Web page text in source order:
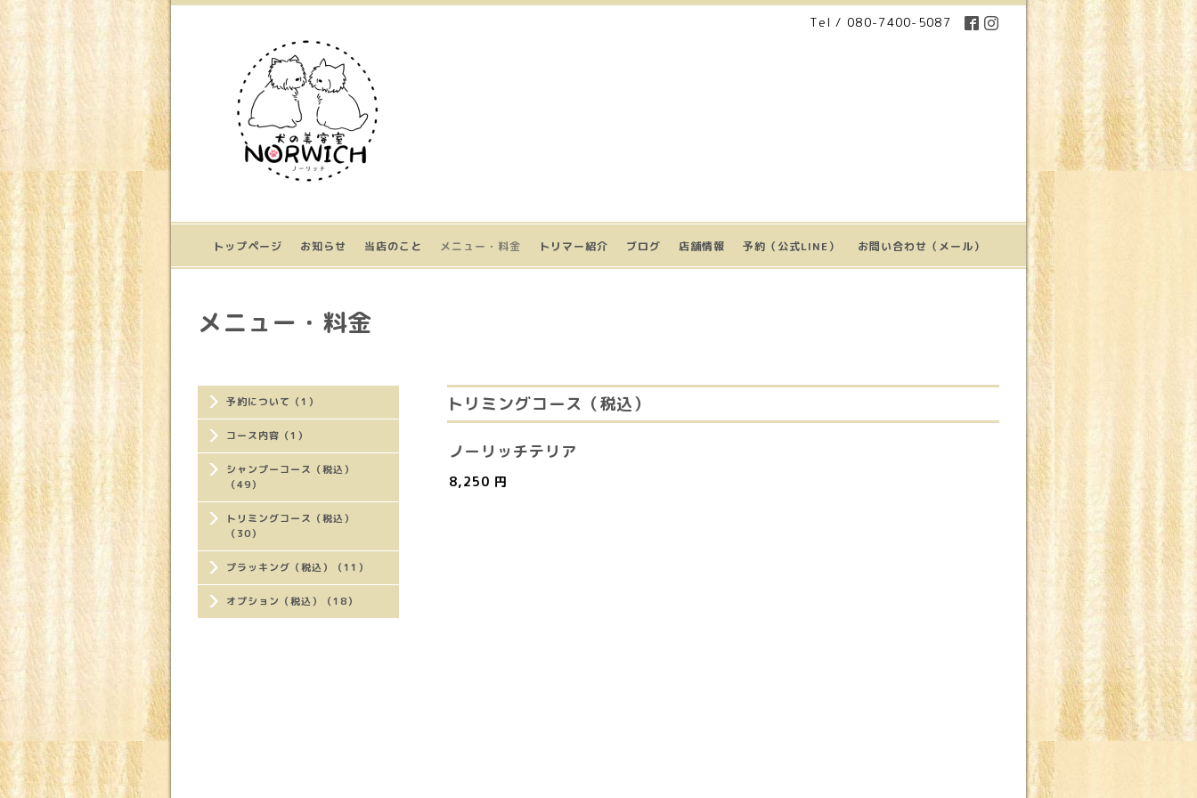
Tel / 080-7400-5087
トップページ お知らせ 当店のこと メニュー・料金 トリマー紹介 ブログ 店舗情報 予約（公式LINE） お問い合わせ（メール）
予約について（1）
コース内容（1）
シャンプーコース（税込）
（49）
トリミングコース（税込）
（30）
プラッキング（税込）（11）
オプション（税込）（18）
メニュー・料金
トリミングコース（税込）
ノーリッチテリア
8,250 円